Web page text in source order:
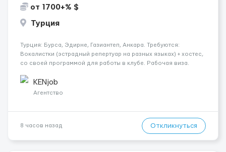
от 1700+% $
Турция
Турция: Бурса, Эдирне, Газиантеп, Анкара. Требуются:
Вокалистки (эстрадный репертуар на разных языках) + хостеc,
со своей программой для работы в клубе. Рабочая виза.
одного до трех месяцев. Мед. страховка. Высокая зарплат...
KENjob
Агентство
8 часов назад Откликнуться